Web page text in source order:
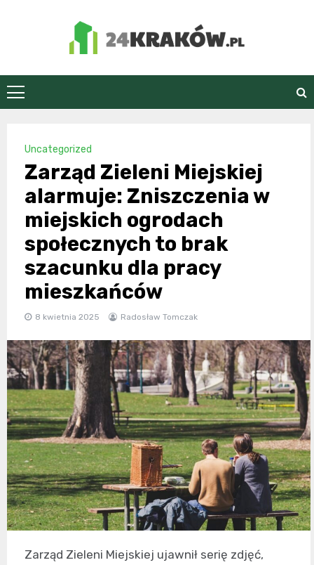
24Kraków.pl
Uncategorized
Zarząd Zieleni Miejskiej
alarmuje: Zniszczenia w
miejskich ogrodach
społecznych to brak
szacunku dla pracy
mieszkańców
8 kwietnia 2025 Radosław Tomczak
Zarząd Zieleni Miejskiej ujawnił serię zdjęć,